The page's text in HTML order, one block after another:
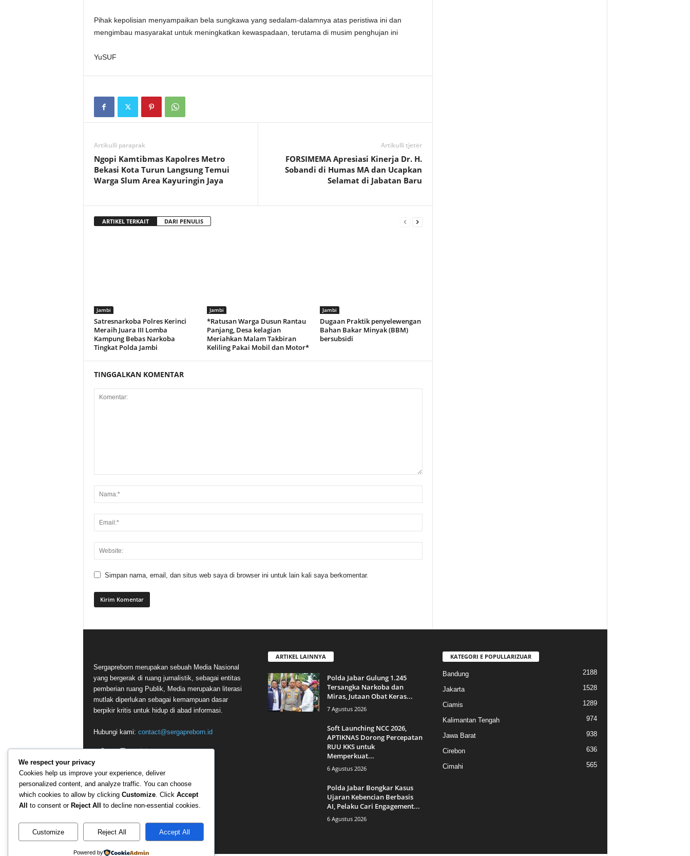
Pihak kepolisian menyampaikan bela sungkawa yang sedalam-dalamnya atas peristiwa ini dan
mengimbau masyarakat untuk meningkatkan kewaspadaan, terutama di musim penghujan ini
YuSUF
Artikulli paraprak
Ngopi Kamtibmas Kapolres Metro
Bekasi Kota Turun Langsung Temui
Warga Slum Area Kayuringin Jaya
Artikulli tjetër
FORSIMEMA Apresiasi Kinerja Dr. H.
Sobandi di Humas MA dan Ucapkan
Selamat di Jabatan Baru
ARTIKEL TERKAIT DARI PENULIS
Jambi
Satresnarkoba Polres Kerinci
Meraih Juara III Lomba
Kampung Bebas Narkoba
Tingkat Polda Jambi
Jambi
*Ratusan Warga Dusun Rantau
Panjang, Desa kelagian
Meriahkan Malam Takbiran
Keliling Pakai Mobil dan Motor*
Jambi
Dugaan Praktik penyelewengan
Bahan Bakar Minyak (BBM)
bersubsidi
TINGGALKAN KOMENTAR
Simpan nama, email, dan situs web saya di browser ini untuk lain kali saya berkomentar.
Sergapreborn merupakan sebuah Media Nasional
yang bergerak di ruang jurnalistik, sebagai entitas
pemberian ruang Publik, Media merupakan literasi
mutlak diperlukan sebagai kemampuan dasar
berpikir kritis untuk hidup di abad informasi.
Hubungi kami: contact@sergapreborn.id
ARTIKEL LAINNYA
Polda Jabar Gulung 1.245
Tersangka Narkoba dan
Miras, Jutaan Obat Keras...
7 Agustus 2026
Soft Launching NCC 2026,
APTIKNAS Dorong Percepatan
RUU KKS untuk
Memperkuat...
6 Agustus 2026
Polda Jabar Bongkar Kasus
Ujaran Kebencian Berbasis
AI, Pelaku Cari Engagement...
6 Agustus 2026
KATEGORI E POPULLARIZUAR
Bandung 2188
Jakarta 1528
Ciamis 1289
Kalimantan Tengah 974
Jawa Barat 938
Cirebon 636
Cimahi 565
We respect your privacy
Cookies help us improve your experience, deliver
personalized content, and analyze traffic. You can choose
which cookies to allow by clicking Customize. Click Accept
All
to consent or Reject All to decline non-essential cookies.
Customize Reject All Accept All
Powered by